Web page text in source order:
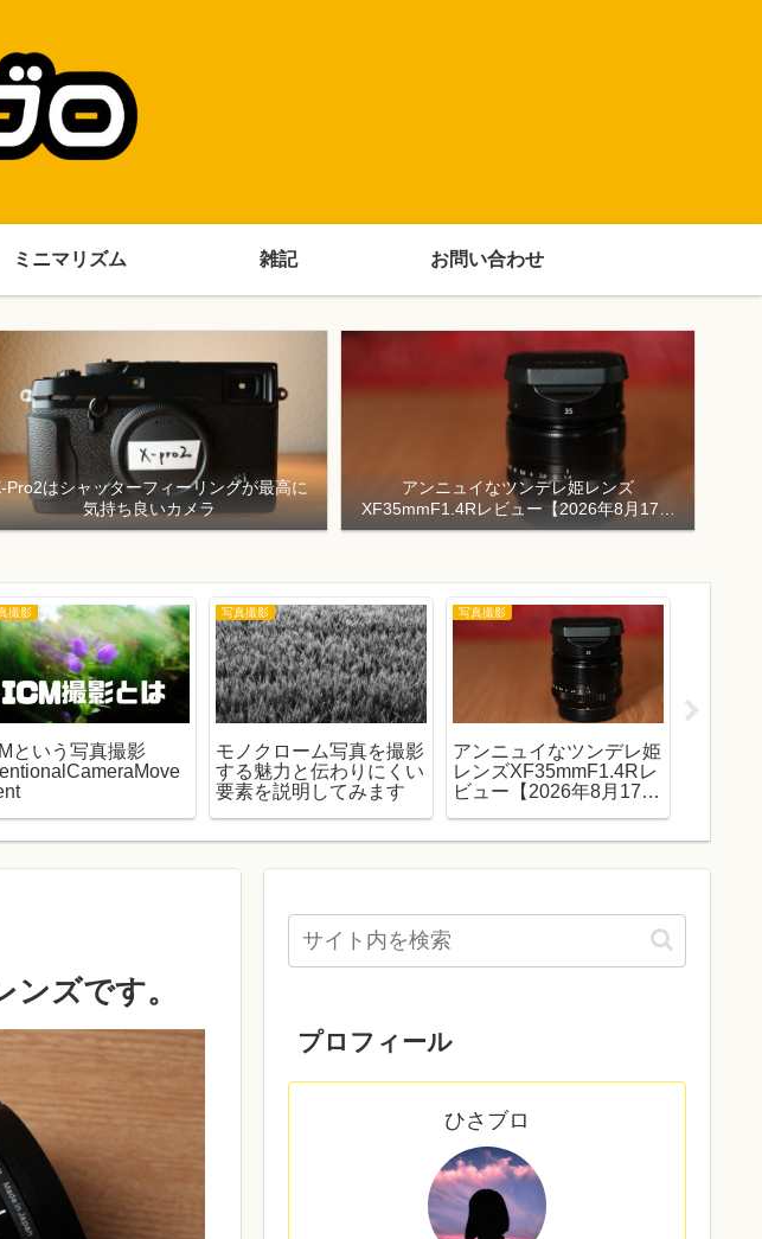
ミニマリズム 雑記 お問い合わせ
Pro2はシャッターフィーリングが最高に
気持ち良いカメラ
アンニュイなツンデレ姫レンズ
XF35mmF1.4Rレビュー【2026年8月17日
（月）まで10,000円キャッシュバック】
撮影
という写真撮影
写真撮影
モノクローム写真を撮影
する魅力と伝わりにくい
要素を説明してみます
写真撮影
アンニュイなツンデレ姫
レンズXF35mmF1.4Rレ
ビュー【2026年8月17日
ズです。
プロフィール
ひさブロ